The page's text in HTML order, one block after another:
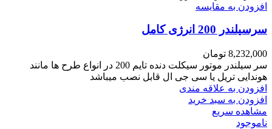
افزودن به مقایسه
سرسیلندر 200 انرژی کامل
8,232,000 تومان
سر سیلندر موتور سیکلت دنده تایم 200 در انواع طرح ها مانند
هوندایی تریل یا سی جی ال قابل نصب میباشد
افزودن به علاقه مندی
افزودن به سبد خرید
مشاهده سریع
ناموجود